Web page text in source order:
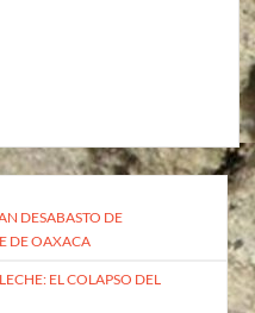
DESABASTO DE
DE OAXACA
EL COLAPSO DEL